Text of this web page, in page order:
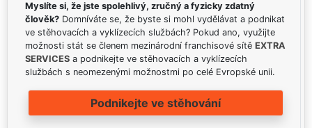
Myslíte si, že jste spolehlivý, zručný a fyzicky zdatný
člověk? Domníváte se, že byste si mohl vydělávat a podnikat
ve stěhovacích a vyklízecích službách? Pokud ano, využijte
možnosti stát se členem mezinárodní franchisové sítě EXTRA
SERVICES a podnikejte ve stěhovacích a vyklízecích
službách s neomezenými možnostmi po celé Evropské unii.
Podnikejte ve stěhování